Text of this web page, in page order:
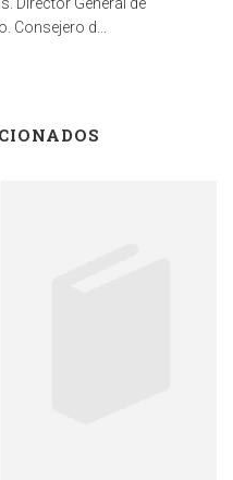
Consejero d...